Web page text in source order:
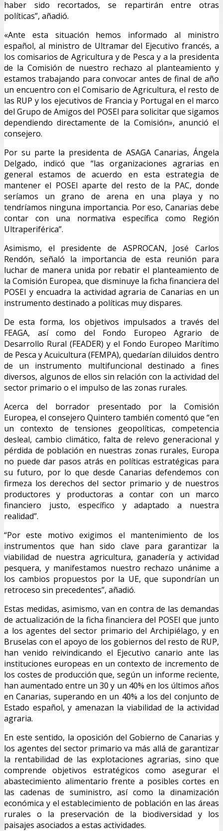
haber sido recortados, se repartirán entre otras
políticas”, añadió.
«Ante esta situación hemos informado al ministro
español, al ministro de Ultramar del Ejecutivo francés, a
los comisarios de Agricultura y de Pesca y a la presidenta
de la Comisión de nuestro rechazo al planteamiento y
estamos trabajando para convocar antes de final de año
un encuentro con el Comisario de Agricultura, el resto de
las RUP y los ejecutivos de Francia y Portugal en el marco
del Grupo de Amigos del POSEl para solicitar que sigamos
dependiendo directamente de la Comisión», anunció el
consejero.
Por su parte la presidenta de ASAGA Canarias, Ángela
Delgado, indicó que “las organizaciones agrarias en
general estamos de acuerdo en esta estrategia de
mantener el POSEI aparte del resto de la PAC, donde
seríamos un grano de arena en una playa y no
tendríamos ninguna importancia. Por eso, Canarias debe
contar con una normativa específica como Región
Ultraperiférica”.
Asimismo, el presidente de ASPROCAN, José Carlos
Rendón, señaló la importancia de esta reunión para
luchar de manera unida por rebatir el planteamiento de
la Comisión Europea, que disminuye la ficha financiera del
POSEI y encuadra la actividad agraria de Canarias en un
instrumento destinado a políticas muy dispares.
De esta forma, los objetivos impulsados a través del
FEAGA, así como del Fondo Europeo Agrario de
Desarrollo Rural (FEADER) y el Fondo Europeo Marítimo
de Pesca y Acuicultura (FEMPA), quedarían diluidos dentro
de un instrumento multifuncional destinado a fines
diversos, algunos de ellos sin relación con la actividad del
sector primario o el impulso de las zonas rurales.
Acerca del borrador presentado por la Comisión
Europea, el consejero Quintero también comentó que “en
un contexto de tensiones geopolíticas, competencia
desleal, cambio climático, falta de relevo generacional y
pérdida de población en nuestras zonas rurales, Europa
no puede dar pasos atrás en políticas estratégicas para
su futuro, por lo que desde Canarias defendemos con
firmeza los derechos del sector primario y de nuestros
productores y productoras a contar con un marco
financiero justo, específico y adaptado a nuestra
realidad”.
“Por este motivo exigimos el mantenimiento de los
instrumentos que han sido clave para garantizar la
viabilidad de nuestra agricultura, ganadería y actividad
pesquera, y manifestamos nuestro rechazo unánime a
los cambios propuestos por la UE, que supondrían un
retroceso sin precedentes”, añadió.
Estas medidas, asimismo, van en contra de las demandas
de actualización de la ficha financiera del POSEI que junto
a los agentes del sector primario del Archipiélago, y en
Bruselas con el apoyo de los gobiernos del resto de RUP,
han venido reivindicando el Ejecutivo canario ante las
instituciones europeas en un contexto de incremento de
los costes de producción que, según un informe reciente,
han aumentado entre un 30 y un 40% en los últimos años
en Canarias, superando en un 40% a los del conjunto de
Estado español, y amenazan la viabilidad de la actividad
agraria.
En este sentido, la oposición del Gobierno de Canarias y
los agentes del sector primario va más allá de garantizar
la rentabilidad de las explotaciones agrarias, sino que
comprende objetivos estratégicos como asegurar el
abastecimiento alimentario frente a posibles cortes en
las cadenas de suministro, así como la dinamización
económica y el establecimiento de población en las áreas
rurales o la preservación de la biodiversidad y los
paisajes asociados a estas actividades.